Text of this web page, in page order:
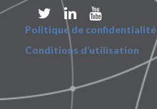
Politique de confidentialité
Conditions d’utilisation